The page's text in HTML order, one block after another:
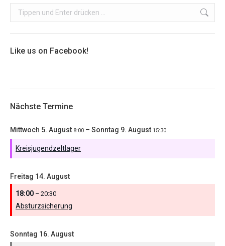
Search:
Like us on Facebook!
Nächste Termine
Mittwoch 5. August 8:00 – Sonntag 9. August 15:30
Kreisjugendzeltlager
Freitag 14. August
18:00 – 20:30
Absturzsicherung
Sonntag 16. August